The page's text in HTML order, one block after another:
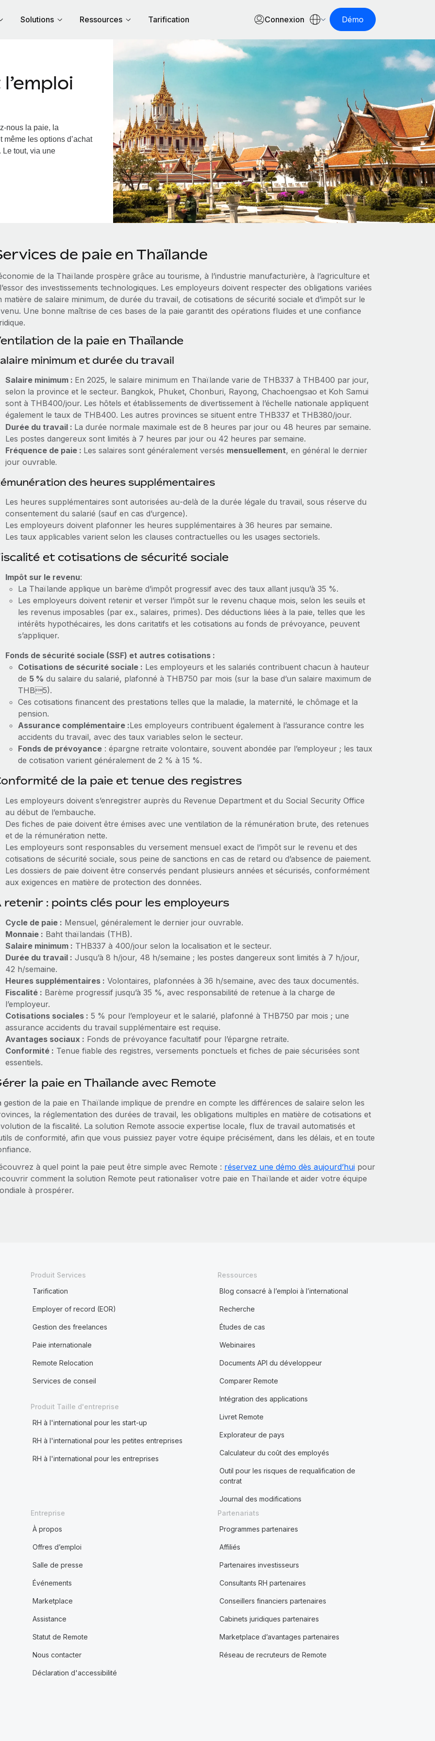
Solutions Ressources Tarification Connexion Démo
nous la paie, la
les options d’achat
Le tout, via une
de paie en Thaïlande
de la Thaïlande prospère grâce au tourisme, à l’industrie manufacturière, à l’agriculture et
des investissements technologiques. Les employeurs doivent respecter des obligations variées
matière de salaire minimum, de durée du travail, de cotisations de sécurité sociale et d’impôt sur le
Une bonne maîtrise de ces bases de la paie garantit des opérations fluides et une confiance
de la paie en Thaïlande
minimum et durée du travail
Salaire minimum : En 2025, le salaire minimum en Thaïlande varie de THB337 à THB400 par jour,
selon la province et le secteur. Bangkok, Phuket, Chonburi, Rayong, Chachoengsao et Koh Samui
sont à THB400/jour. Les hôtels et établissements de divertissement à l’échelle nationale appliquent
également le taux de THB400. Les autres provinces se situent entre THB337 et THB380/jour.
Durée du travail : La durée normale maximale est de 8 heures par jour ou 48 heures par semaine.
Les postes dangereux sont limités à 7 heures par jour ou 42 heures par semaine.
Fréquence de paie : Les salaires sont généralement versés mensuellement, en général le dernier
jour ouvrable.
des heures supplémentaires
Les heures supplémentaires sont autorisées au‑delà de la durée légale du travail, sous réserve du
consentement du salarié (sauf en cas d’urgence).
Les employeurs doivent plafonner les heures supplémentaires à 36 heures par semaine.
Les taux applicables varient selon les clauses contractuelles ou les usages sectoriels.
et cotisations de sécurité sociale
Impôt sur le revenu:
La Thaïlande applique un barème d’impôt progressif avec des taux allant jusqu’à 35 %.
Les employeurs doivent retenir et verser l’impôt sur le revenu chaque mois, selon les seuils et
les revenus imposables (par ex., salaires, primes). Des déductions liées à la paie, telles que les
intérêts hypothécaires, les dons caritatifs et les cotisations au fonds de prévoyance, peuvent
s’appliquer.
Fonds de sécurité sociale (SSF) et autres cotisations :
Cotisations de sécurité sociale : Les employeurs et les salariés contribuent chacun à hauteur
de 5 % du salaire du salarié, plafonné à THB750 par mois (sur la base d’un salaire maximum de
THB5).
Ces cotisations financent des prestations telles que la maladie, la maternité, le chômage et la
pension.
Assurance complémentaire :Les employeurs contribuent également à l’assurance contre les
accidents du travail, avec des taux variables selon le secteur.
Fonds de prévoyance: épargne retraite volontaire, souvent abondée par l’employeur ; les taux
de cotisation varient généralement de 2 % à 15 %.
de la paie et tenue des registres
Les employeurs doivent s’enregistrer auprès du Revenue Department et du Social Security Office
au début de l’embauche.
Des fiches de paie doivent être émises avec une ventilation de la rémunération brute, des retenues
et de la rémunération nette.
Les employeurs sont responsables du versement mensuel exact de l’impôt sur le revenu et des
cotisations de sécurité sociale, sous peine de sanctions en cas de retard ou d’absence de paiement.
Les dossiers de paie doivent être conservés pendant plusieurs années et sécurisés, conformément
aux exigences en matière de protection des données.
retenir : points clés pour les employeurs
Cycle de paie : Mensuel, généralement le dernier jour ouvrable.
Monnaie : Baht thaïlandais (THB).
Salaire minimum : THB337 à 400/jour selon la localisation et le secteur.
Durée du travail : Jusqu’à 8 h/jour, 48 h/semaine ; les postes dangereux sont limités à 7 h/jour,
42 h/semaine.
Heures supplémentaires : Volontaires, plafonnées à 36 h/semaine, avec des taux documentés.
Fiscalité : Barème progressif jusqu’à 35 %, avec responsabilité de retenue à la charge de
l’employeur.
Cotisations sociales : 5 % pour l’employeur et le salarié, plafonné à THB750 par mois ; une
assurance accidents du travail supplémentaire est requise.
Avantages sociaux : Fonds de prévoyance facultatif pour l’épargne retraite.
Conformité : Tenue fiable des registres, versements ponctuels et fiches de paie sécurisées sont
essentiels.
la paie en Thaïlande avec Remote
gestion de la paie en Thaïlande implique de prendre en compte les différences de salaire selon les
la réglementation des durées de travail, les obligations multiples en matière de cotisations et
de la fiscalité. La solution Remote associe expertise locale, flux de travail automatisés et
de conformité, afin que vous puissiez payer votre équipe précisément, dans les délais, et en toute
à quel point la paie peut être simple avec Remote : réservez une démo dès aujourd’huipour
comment la solution Remote peut rationaliser votre paie en Thaïlande et aider votre équipe
à prospérer.
Produit Services
Tarification
Employer of record (EOR)
Gestion des freelances
Paie internationale
Remote Relocation
Services de conseil
Produit Taille d'entreprise
RH à l'international pour les start-up
RH à l'international pour les petites entreprises
RH à l'international pour les entreprises
Ressources
Blog consacré à l’emploi à l’international
Recherche
Études de cas
Webinaires
Documents API du développeur
Comparer Remote
Intégration des applications
Livret Remote
Explorateur de pays
Calculateur du coût des employés
Outil pour les risques de requalification de
contrat
Journal des modifications
Entreprise
À propos
Offres d’emploi
Salle de presse
Événements
Marketplace
Assistance
Statut de Remote
Nous contacter
Déclaration d'accessibilité
Partenariats
Programmes partenaires
Affiliés
Partenaires investisseurs
Consultants RH partenaires
Conseillers financiers partenaires
Cabinets juridiques partenaires
Marketplace d’avantages partenaires
Réseau de recruteurs de Remote